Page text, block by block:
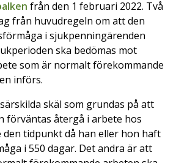
från den 1 februari 2022. Två
från huvudregeln om att den
i sjukpenningärenden
ska bedömas mot
som är normalt förekommande
införs.
skäl som grundas på att
förväntas återgå i arbete hos
tidpunkt då han eller hon haft
i 550 dagar. Det andra är att